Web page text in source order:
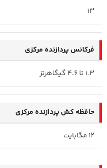
13
فرکانس پردازنده‌ مرکزی
1.3 تا 4.6 گیگاهرتز
حافظه کش پردازنده مرکزی
12 مگابایت